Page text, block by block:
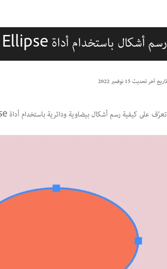
رسم أشكال باستخدام أداة Ellipse
تاريخ آخر تحديث15 نوفمبر 2022
تعرَّف على كيفية رسم أشكال بيضاوية ودائرية باستخدام أداة Ellipse في Photoshop